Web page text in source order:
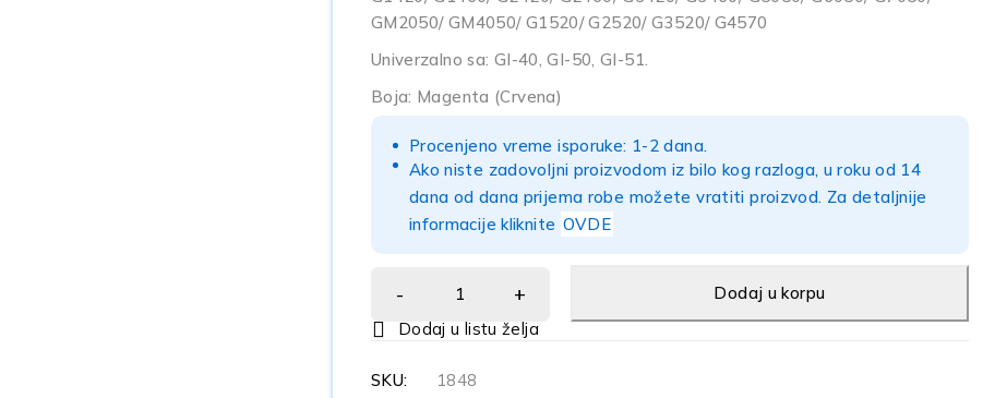
GM2050/ GM4050/ G1520/ G2520/ G3520/ G4570
Univerzalno sa: GI-40, GI-50, GI-51.
Boja: Magenta (Crvena)
Procenjeno vreme isporuke: 1-2 dana.
Ako niste zadovoljni proizvodom iz bilo kog razloga, u roku od 14
dana od dana prijema robe možete vratiti proizvod. Za detaljnije
informacije kliknite OVDE
Dodaj u korpu
SKU:
1848